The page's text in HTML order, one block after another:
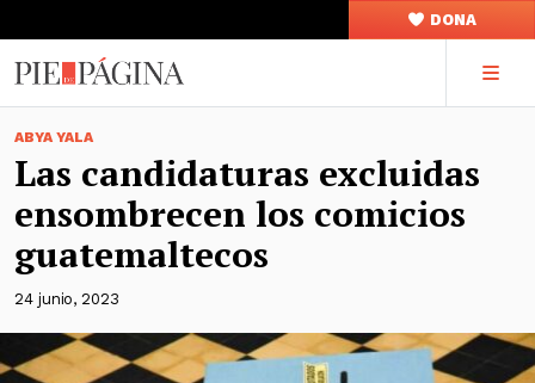
DONA
ABYA YALA
Las candidaturas excluidas
ensombrecen los comicios
guatemaltecos
24 junio, 2023